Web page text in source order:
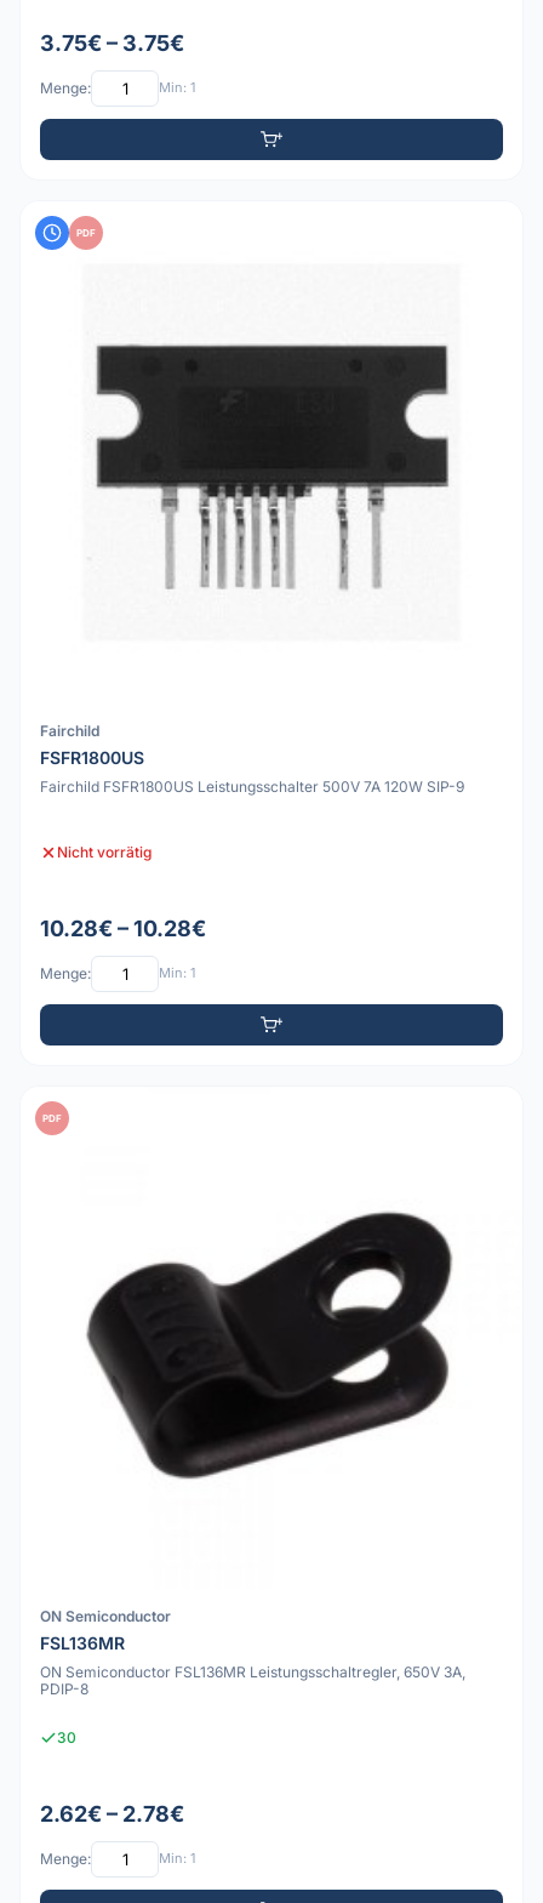
3.75€ – 3.75€
Menge: Min: 1
PDF
Fairchild
FSFR1800US
Fairchild FSFR1800US Leistungsschalter 500V 7A 120W SIP-9
Nicht vorrätig
10.28€ – 10.28€
Menge: Min: 1
PDF
ON Semiconductor
FSL136MR
ON Semiconductor FSL136MR Leistungsschaltregler, 650V 3A,
PDIP-8
30
2.62€ – 2.78€
Menge: Min: 1